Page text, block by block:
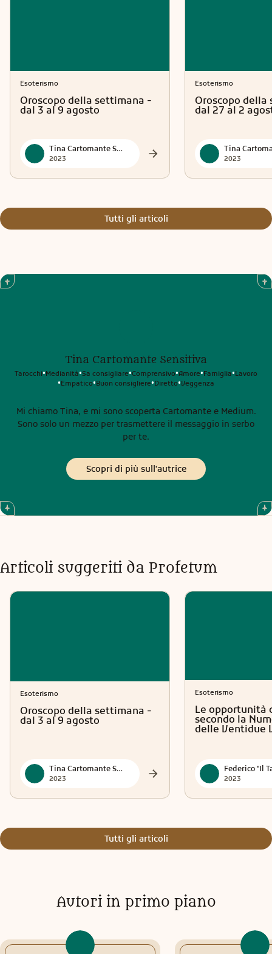
Esoterismo
Oroscopo della settimana -
dal 3 al 9 agosto
Tina Cartomante Sensitiva
2023
Esoterismo
Oroscopo
dal 27 al 2
2023
Tutti gli articoli
Tina Cartomante Sensitiva
Tarocchi•Medianità•Sa consigliare•Comprensivo•Amore•Famiglia•Lavoro
•Empatico•Buon consigliere•Diretto•Veggenza
Mi chiamo Tina, e mi sono scoperta Cartomante e Medium.
Sono solo un mezzo per trasmettere il messaggio in serbo
per te.
Scopri di più sull'autrice
Articoli suggeriti da Profetum
Esoterismo
Oroscopo della settimana -
dal 3 al 9 agosto
Tina Cartomante Sensitiva
2023
Esoterismo
Le opportunità
secondo la
delle Ventidue
2023
Tutti gli articoli
Autori in primo piano